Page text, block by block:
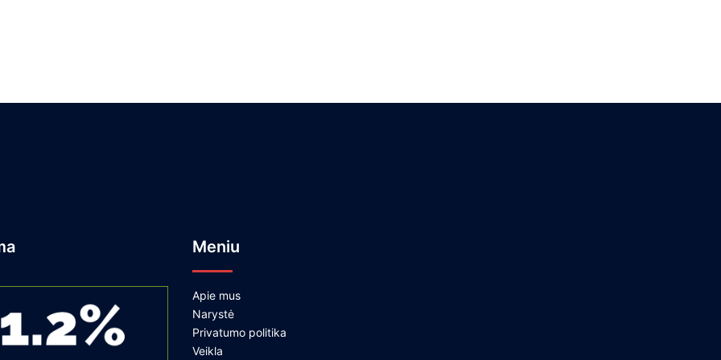
Meniu
Apie mus
Narystė
Privatumo politika
Veikla